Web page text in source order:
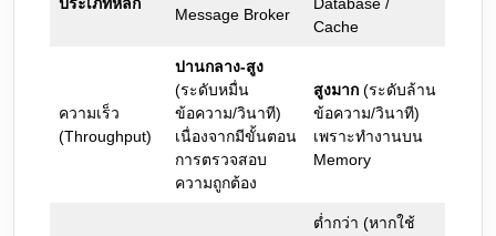
ประเภทหลัก
Message Broker
Database /
Cache
ความเร็ว
(Throughput)
ปานกลาง-สูง
(ระดับหมื่น
ข้อความ/วินาที)
เนื่องจากมีขั้นตอน
การตรวจสอบ
ความถูกต้อง
สูงมาก (ระดับล้าน
ข้อความ/วินาที)
เพราะทำงานบน
Memory
ต่ำกว่า (หากใช้